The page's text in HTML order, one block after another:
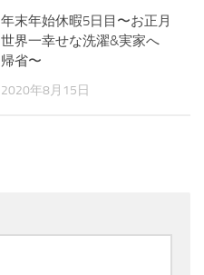
年末年始休暇5日目〜お正月
世界一幸せな洗濯&実家へ
帰省〜
2020年8月15日